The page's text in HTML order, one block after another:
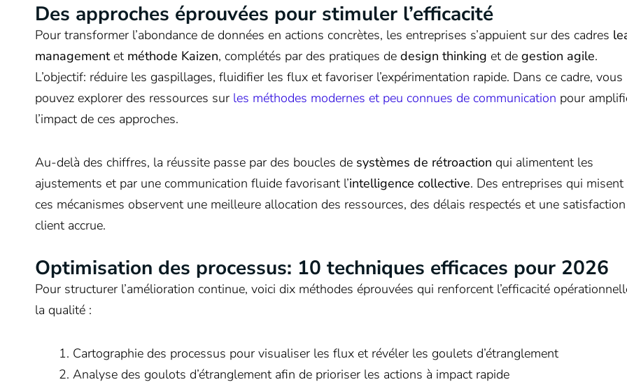
Des approches éprouvées pour stimuler l’efficacité
Pour transformer l’abondance de données en actions concrètes, les entreprises s’appuient sur des cadres
managementet méthode Kaizen, complétés par des pratiques de design thinking et de gestion agile.
L’objectif: réduire les gaspillages, fluidifier les flux et favoriser l’expérimentation rapide. Dans ce cadre, vous
pouvez explorer des ressources sur les méthodes modernes et peu connues de communication pour
l’impact de ces approches.
Au-delà des chiffres, la réussite passe par des boucles de systèmes de rétroaction qui alimentent les
ajustements et par une communication fluide favorisant l’intelligence collective. Des entreprises qui
ces mécanismes observent une meilleure allocation des ressources, des délais respectés et une satisfaction
client accrue.
Optimisation des processus: 10 techniques efficaces pour 2026
Pour structurer l’amélioration continue, voici dix méthodes éprouvées qui renforcent l’efficacité
la qualité :
Cartographie des processus pour visualiser les flux et révéler les goulets d’étranglement
Analyse des goulots d’étranglement afin de prioriser les actions à impact rapide